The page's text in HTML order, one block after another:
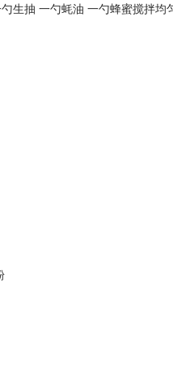
生抽 一勺蚝油 一勺蜂蜜搅拌均